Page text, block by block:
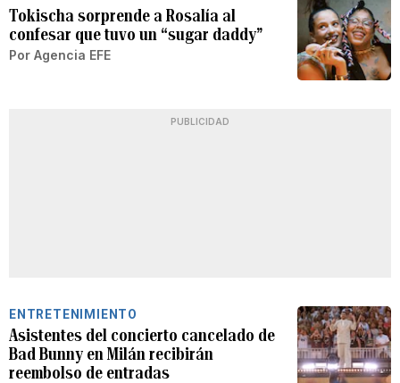
Tokischa sorprende a Rosalía al
confesar que tuvo un “sugar daddy”
Por Agencia EFE
PUBLICIDAD
ENTRETENIMIENTO
Asistentes del concierto cancelado de
Bad Bunny en Milán recibirán
reembolso de entradas